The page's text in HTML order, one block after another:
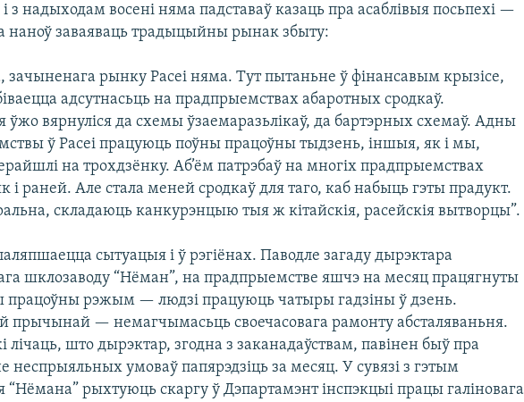
з надыходам восені няма падставаў казаць пра асаблівыя посьпехі —
наноў заваяваць традыцыйны рынак збыту:
зачыненага рынку Расеі няма. Тут пытаньне ў фінансавым крызісе,
адсутнасьць на прадпрыемствах абаротных сродкаў.
ўжо вярнуліся да схемы ўзаемаразьлікаў, да бартэрных схемаў. Адны
ў Расеі працуюць поўны працоўны тыдзень, іншыя, як і мы,
на трохдзёнку. Аб’ём патрэбаў на многіх прадпрыемствах
і раней. Але стала меней сродкаў для таго, каб набыць гэты прадукт.
складаюць канкурэнцыю тыя ж кітайскія, расейскія вытворцы”.
сытуацыя і ў рэгіёнах. Паводле загаду дырэктара
шклозаводу “Нёман”, на прадпрыемстве яшчэ на месяц працягнуты
працоўны рэжым — людзі працуюць чатыры гадзіны ў дзень.
прычынай — немагчымасьць своечасовага рамонту абсталяваньня.
лічаць, што дырэктар, згодна з заканадаўствам, павінен быў пра
неспрыяльных умоваў папярэдзіць за месяц. У сувязі з гэтым
“Нёмана” рыхтуюць скаргу ў Дэпартамэнт інспэкцыі працы галіновага